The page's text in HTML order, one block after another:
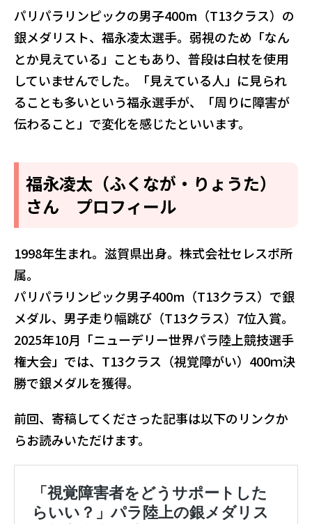
パリパラリンピックの男子400m（T13クラス）の
銀メダリスト、福永凌太選手。弱視のため「なん
とか見えている」こともあり、普段は白杖を使用
していませんでした。「見えている人」に見られ
ることも多いという福永選手が、「周りに障害が
伝わること」で変化を感じたといいます。
福永凌太（ふくなが・りょうた）
さん プロフィール
1998年生まれ。滋賀県出身。株式会社セレスポ所
属。
パリパラリンピック男子400m（T13クラス）で銀
メダル、男子走り幅跳び（T13クラス）7位入賞。
2025年10月「ニューデリー世界パラ陸上競技選手
権大会」では、T13クラス（視覚障がい）400ｍ決
勝で銀メダルを獲得。
前回、寄稿してくださった記事は以下のリンクか
らお読みいただけます。